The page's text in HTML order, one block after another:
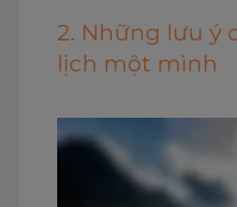
2. Những lưu ý
lịch một mình